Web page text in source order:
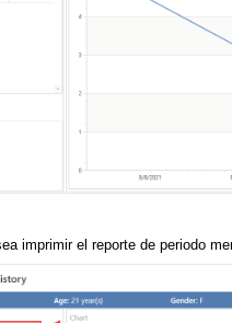
imprimir el reporte de periodo